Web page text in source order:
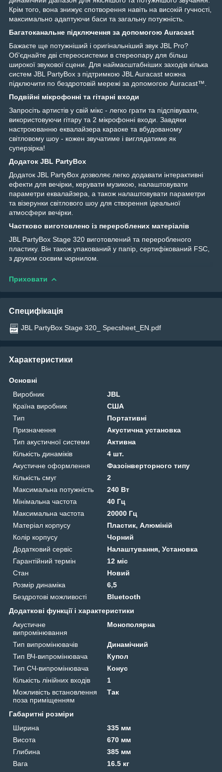
Крім того, вона знижує спотворення навіть на високій гучності,
максимально адаптуючи баси та загальну потужність.
Багатоканальне підключення за допомогою Auracast
Бажаєте ще потужніший і оригінальніший звук JBL Pro?
Об'єднайте дві стереосистеми в стереопару для більш
широкої звукової сцени. Для наймасштабніших заходів кілька
систем JBL PartyBox з підтримкою JBL Auracast можна
підключити по бездротовій мережі за допомогою Auracast™.
Подвійні мікрофонні та гітарні входи
Запросіть артистів у свій мікс - легко грати та підспівувати,
використовуючи гітару та 2 мікрофонні входи. Завдяки
настроюванню еквалайзера караоке та вбудованому
світловому шоу - кожен звучатиме і виглядатиме як
суперзірка!
Додаток JBL PartyBox
Додаток JBL PartyBox дозволяє легко додавати інтерактивні
ефекти для вечірки, керувати музикою, налаштовувати
параметри еквалайзера, а також налаштовувати параметри
та візерунки світлового шоу для створення ідеальної
атмосфери вечірки.
Частково виготовлено із перероблених матеріалів
JBL PartyBox Stage 320 виготовлений та переробленого
пластику. Він також упакований у папір, сертифікований FSC,
з друком соєвим чорнилом.
Приховати
Специфікація
JBL PartyBox Stage 320_ Specsheet_EN.pdf
Характеристики
Основні
Виробник
JBL
Країна виробник
США
Тип
Портативні
Призначення
Акустична установка
Тип акустичної системи
Активна
Кількість динаміків
4 шт.
Акустичне оформлення
Фазоінверторного типу
Кількість смуг
2
Максимальна потужність
240 Вт
Мінімальна частота
40 Гц
Максимальна частота
20000 Гц
Матеріал корпусу
Пластик, Алюміній
Колір корпусу
Чорний
Додатковий сервіс
Налаштування, Установка
Гарантійний термін
12 міс
Стан
Новий
Розмір динаміка
6,5
Бездротові можливості
Bluetooth
Додаткові функції і характеристики
Акустичне
випромінювання
Монополярна
Тип випромінювачів
Динамічний
Тип ВЧ-випромінювача
Купол
Тип СЧ-випромінювача
Конус
Кількість лінійних входів
1
Можливість встановлення
поза приміщенням
Так
Габаритні розміри
Ширина
335 мм
Висота
670 мм
Глибина
385 мм
Вага
16.5 кг